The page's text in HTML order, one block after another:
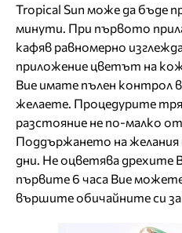
Tropical Sun може да бъде
минути. При първото
кафяв равномерно
приложение цветът на
Вие имате пълен контрол
желаете. Процедурите
разстояние не по-малко от
Поддържането на желания
дни. Не оцветява дрехите
първите 6 часа Вие
вършите обичайните си